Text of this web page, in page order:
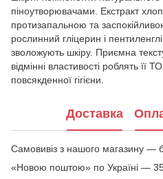
піноутворювачами. Екстракт
протизапальною та
рослинний гліцерин і
зволожують шкіру. Приємна
відмінні властивості роблять її
повсякденної гігієни.
Доставка
Самовивіз з нашого магазину —
«Новою поштою» по Україні — 35